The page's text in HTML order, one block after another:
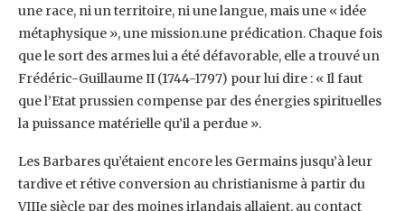
une race, ni un territoire, ni une langue, mais une « idée
métaphysique », une mission.une prédication. Chaque fois
que le sort des armes lui a été défavorable, elle a trouvé un
Frédéric-Guillaume II (1744-1797) pour lui dire : « Il faut
que l’Etat prussien compense par des énergies spirituelles
la puissance matérielle qu’il a perdue ».
Les Barbares qu’étaient encore les Germains jusqu’à leur
tardive et rétive conversion au christianisme à partir du
VIIIe siècle par des moines irlandais allaient, au contact